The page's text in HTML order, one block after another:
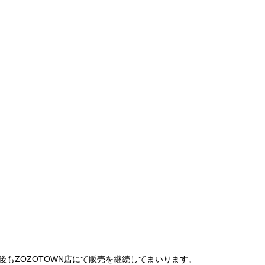
ZOZOTOWN店にて販売を継続してまいります。